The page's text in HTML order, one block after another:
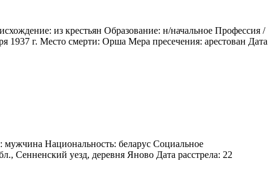
из крестьян Образование: н/начальное Профессия /
г. Место смерти: Орша Мера пресечения: арестован Дата
Национальность: беларус Социальное
Сенненский уезд, деревня Яново Дата расстрела: 22